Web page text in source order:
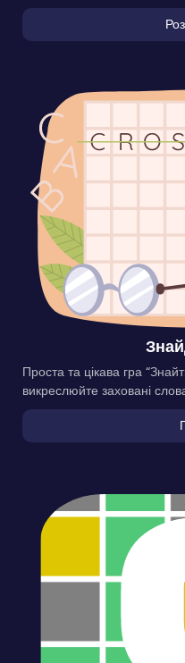
Проста та цікава гра
викреслюйте заховані